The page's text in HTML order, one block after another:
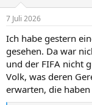
n
e
n
:
7 Juli 2026
Ich habe gestern
gesehen. Da war
und der FIFA nicht
Volk, was deren
erwarten, die